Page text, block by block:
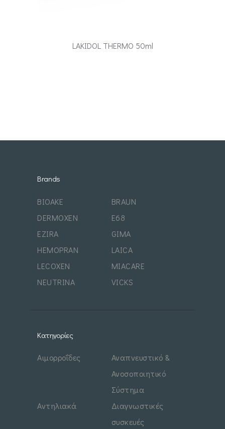
LAKIDOL THERMO 50ml
Brands
BIOAKE
BRAUN
DERMOXEN
E68
EZIRA
GIMA
HEMOPRAN
LAICA
LECOXEN
MIACARE
NEUTRINA
VICKS
Κατηγορίες
Αιμορροΐδες
Αναπνευστικό &
Ανοσοποιητικό
Σύστημα
Αντηλιακά
Διαγνωστικές
συσκευές